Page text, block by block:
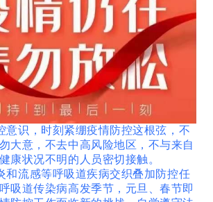
识，时刻紧绷疫情防控这根弦，不
大意，不去中高风险地区，不与来自
康状况不明的人员密切接触。
流感等呼吸道疾病交织叠加防控任
吸道传染病高发季节，元旦、春节即